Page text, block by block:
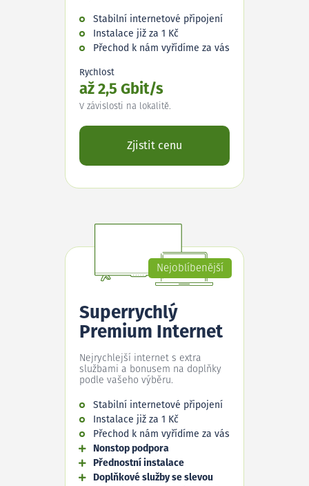
Stabilní internetové připojení
Instalace již za 1 Kč
Přechod k nám vyřídíme za vás
Rychlost
až 2,5 Gbit/s
V závislosti na lokalitě.
Zjistit cenu
Nejoblíbenější
Superrychlý
Premium Internet
Nejrychlejší internet s extra
službami a bonusem na doplňky
podle vašeho výběru.
Stabilní internetové připojení
Instalace již za 1 Kč
Přechod k nám vyřídíme za vás
Nonstop podpora
Přednostní instalace
Doplňkové služby se slevou